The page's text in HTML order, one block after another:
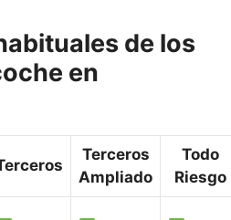
de los
en
Terceros
Ampliado
Todo
Riesgo